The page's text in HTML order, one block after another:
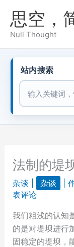
思空，
Null Thought
站内搜索
站内搜索
法制的堤
杂谈 杂谈 |
表评论
我们粗浅的认知
的是对堤坝进行
固稳定的堤坝，